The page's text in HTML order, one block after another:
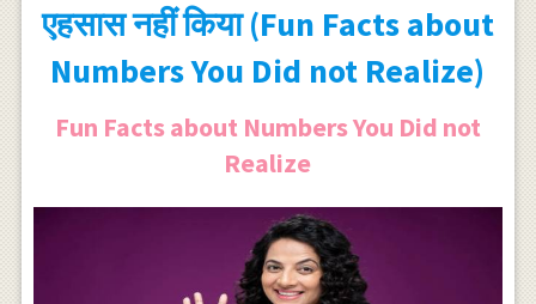
एहसास नहीं किया (Fun Facts about
Numbers You Did not Realize)
Fun Facts about Numbers You Did not
Realize